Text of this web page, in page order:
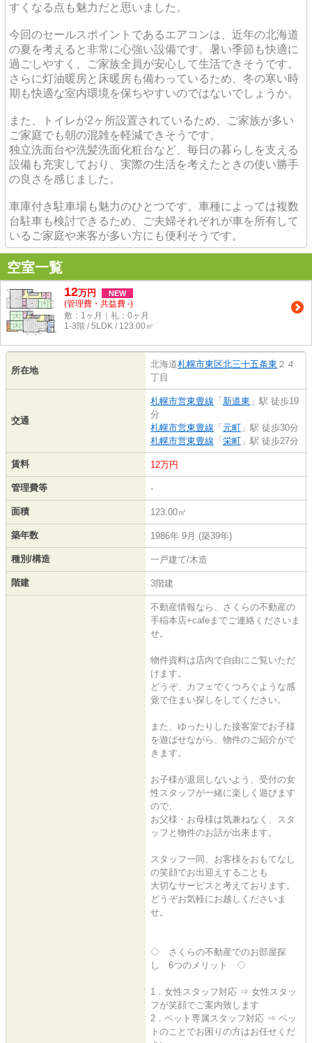
すくなる点も魅力だと思いました。
今回のセールスポイントであるエアコンは、近年の北海道
の夏を考えると非常に心強い設備です。暑い季節も快適に
過ごしやすく、ご家族全員が安心して生活できそうです。
さらに灯油暖房と床暖房も備わっているため、冬の寒い時
期も快適な室内環境を保ちやすいのではないでしょうか。
また、トイレが2ヶ所設置されているため、ご家族が多い
ご家庭でも朝の混雑を軽減できそうです。
独立洗面台や洗髪洗面化粧台など、毎日の暮らしを支える
設備も充実しており、実際の生活を考えたときの使い勝手
の良さを感じました。
車庫付き駐車場も魅力のひとつです。車種によっては複数
台駐車も検討できるため、ご夫婦それぞれが車を所有して
いるご家庭や来客が多い方にも便利そうです。
空室一覧
12万円 NEW
(管理費・共益費 -)
敷：1ヶ月｜礼：0ヶ月
1-3階 / 5LDK / 123.00㎡
所在地
北海道札幌市東区北三十五条東 ２４
丁目
交通
札幌市営東豊線 「新道東 」駅 徒歩19
分
札幌市営東豊線 「元町 」駅 徒歩30分
札幌市営東豊線 「栄町 」駅 徒歩27分
賃料 12万円
管理費等 -
面積 123.00㎡
築年数 1986年 9月 (築39年)
種別/構造 一戸建て/木造
階建 3階建
不動産情報なら、さくらの不動産の
手稲本店+cafeまでご連絡くださいま
せ。
物件資料は店内で自由にご覧いただ
けます。
どうぞ、カフェでくつろぐような感
覚で住まい探しをしてください。
また、ゆったりした接客室でお子様
を遊ばせながら、物件のご紹介がで
きます。
お子様が退屈しないよう、受付の女
性スタッフが一緒に楽しく遊びます
ので、
お父様・お母様は気兼ねなく、スタ
ッフと物件のお話が出来ます。
スタッフ一同、お客様をおもてなし
の笑顔でお出迎えすることも
大切なサービスと考えております。
どうぞお気軽にお越しくださいま
せ。
◇ さくらの不動産でのお部屋探
し 6つのメリット ◇
1．女性スタッフ対応 ⇒ 女性スタッ
フが笑顔でご案内致します
2．ペット専属スタッフ対応 ⇒ ペッ
トのことでお困りの方はお任せくだ